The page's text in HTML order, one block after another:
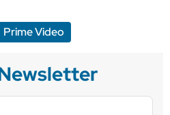
Prime Video